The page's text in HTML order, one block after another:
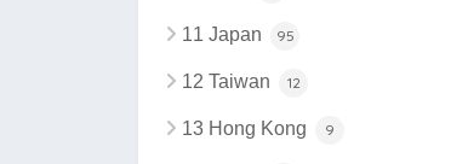
11 Japan 95
12 Taiwan 12
13 Hong Kong 9